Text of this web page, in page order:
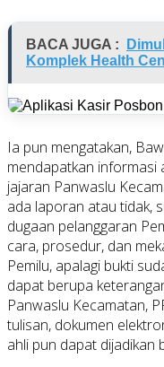
BACA JUGA :
Komplek Health
Ia pun mengatakan,
mendapatkan informasi
jajaran Panwaslu
ada laporan atau tidak,
dugaan pelanggaran
cara, prosedur, dan
Pemilu, apalagi bukti
dapat berupa
Panwaslu Kecamatan,
tulisan, dokumen
ahli pun dapat dijadikan